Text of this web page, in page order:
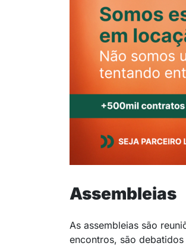
Assembleias
As assembleias são
encontros, são